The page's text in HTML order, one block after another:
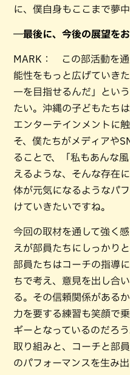
に、僕自身もここまで夢
―最後に、今後の展望をお
MARK： この部活動を通
能性をもっと広げていき
一を目指せるんだ」とい
たい。沖縄の子どもたち
エンターテインメントに
そ、僕たちがメディアや
ることで、「私もあんな
えるような、そんな存在
体が元気になるようなパ
けていきたいですね。
今回の取材を通して強く
えが部員たちにしっかり
部員たちはコーチの指導
ちで考え、意見を出し合
る。その信頼関係がある
力を要する練習も笑顔で
ギーとなっているのだろ
取り組みと、コーチと部
のパフォーマンスを生み